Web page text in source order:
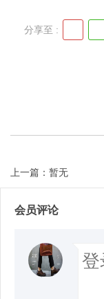
分享至 :
上一篇：暂无
会员评论